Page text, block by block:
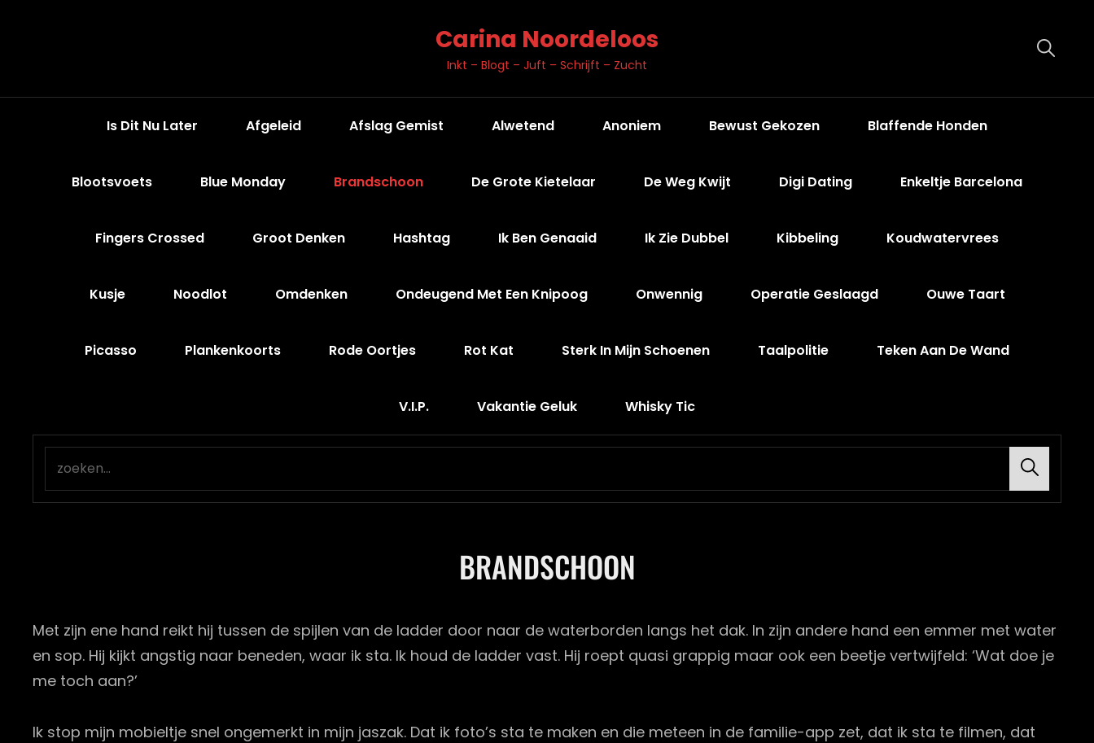
Carina Noordeloos
Inkt – Blogt – Juft – Schrijft – Zucht
Is Dit Nu Later Afgeleid Afslag Gemist Alwetend Anoniem Bewust Gekozen Blaffende Honden
Blootsvoets Blue Monday Brandschoon De Grote Kietelaar De Weg Kwijt Digi Dating Enkeltje Barcelona
Fingers Crossed Groot Denken Hashtag Ik Ben Genaaid Ik Zie Dubbel Kibbeling Koudwatervrees
Kusje Noodlot Omdenken Ondeugend Met Een Knipoog Onwennig Operatie Geslaagd Ouwe Taart
Picasso Plankenkoorts Rode Oortjes Rot Kat Sterk In Mijn Schoenen Taalpolitie Teken Aan De Wand
V.i.p. Vakantie Geluk Whisky Tic
BRANDSCHOON
Met zijn ene hand reikt hij tussen de spijlen van de ladder door naar de waterborden langs het dak. In zijn andere hand een emmer met water
en sop. Hij kijkt angstig naar beneden, waar ik sta. Ik houd de ladder vast. Hij roept quasi grappig maar ook een beetje vertwijfeld: ‘Wat doe je
me toch aan?’
Ik stop mijn mobieltje snel ongemerkt in mijn jaszak. Dat ik foto’s sta te maken en die meteen in de familie-app zet, dat ik sta te filmen, dat